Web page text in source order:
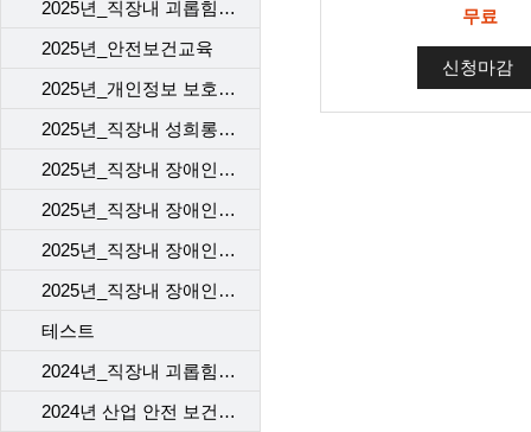
2025년_직장내 괴롭힘 예방
2025년_안전보건교육
2025년_개인정보 보호 교육
2025년_직장내 성희롱 예방 교육
2025년_직장내 장애인 인식 개선 교육_1차
2025년_직장내 장애인 인식 개선 교육_2차
2025년_직장내 장애인 인식 개선 교육_3차
2025년_직장내 장애인 인식 개선 교육_4차
테스트
2024년_직장내 괴롭힘 예방 교육
2024년 산업 안전 보건 교육_근골격계질환 예방 맨손 스트레칭
무료
신청마감